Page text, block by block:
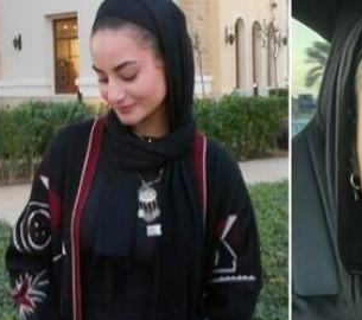
المالية؟